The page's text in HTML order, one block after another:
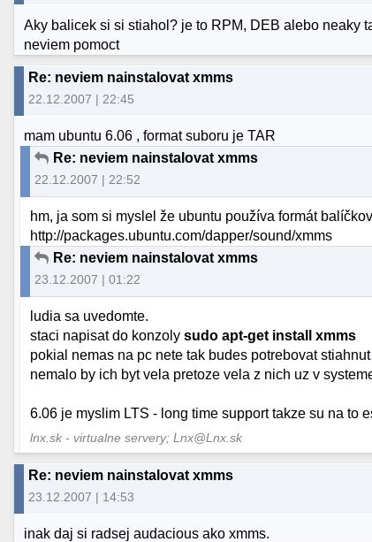
Aky balicek si si stiahol? je to RPM, DEB alebo neaky
neviem pomoct
Re: neviem nainstalovat xmms
22.12.2007 | 22:45
mam ubuntu 6.06 , format suboru je TAR
Re: neviem nainstalovat xmms
22.12.2007 | 22:52
hm, ja som si myslel že ubuntu používa formát
http://packages.ubuntu.com/dapper/sound/xmms
Re: neviem nainstalovat xmms
23.12.2007 | 01:22
ludia sa uvedomte.
staci napisat do konzolysudo apt-get install xmms
pokial nemas na pc nete tak budes potrebovat
nemalo by ich byt vela pretoze vela z nich uz v
6.06 je myslim LTS - long time support takze su na to
lnx.sk - virtualne servery; Lnx@Lnx.sk
Re: neviem nainstalovat xmms
23.12.2007 | 14:53
inak daj si radsej audacious ako xmms.